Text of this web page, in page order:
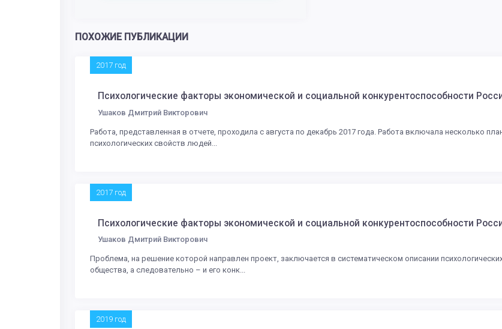
ПОХОЖИЕ ПУБЛИКАЦИИ
2017 год
Психологические факторы экономической и социальной конкурентоспособности
Ушаков Дмитрий Викторович
Работа, представленная в отчете, проходила с августа по декабрь 2017 года. Работа включала несколько
психологических свойств людей...
2017 год
Психологические факторы экономической и социальной конкурентоспособности
Ушаков Дмитрий Викторович
Проблема, на решение которой направлен проект, заключается в систематическом описании
общества, а следовательно – и его конк...
2019 год